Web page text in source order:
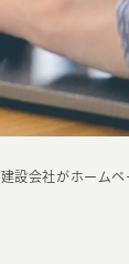
建設会社がホーム